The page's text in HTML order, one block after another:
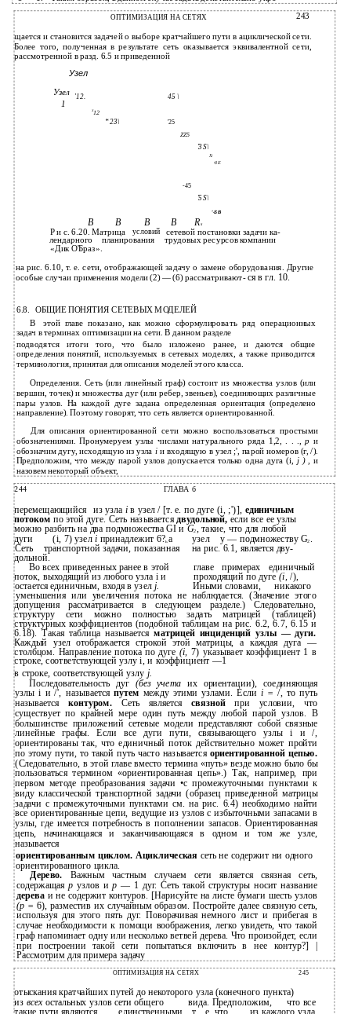
ОПТИМИЗАЦИЯ НА СЕТЯХ
243
щается и становится задачей о выборе кратчайшего пути в ациклической сети.
Более того, полученная в результате сеть оказывается эквивалентной сети,
рассмотренной в разд. 6.5 и приведенной
Узел
Узел
'12. 45 \
1
Х12
*23\
'25
ZZ5
'3S\
X:
•3E
-45
'5S\
'-SB
В В В В Rs
Р и с. 6.20. Матрица условий сетевой постановки задачи ка-
лендарного планирования
трудовых ресурсов компании
«Дик О'Браз».
на рис. 6.10, т. е. сети, отображающей задачу о замене оборудования. Другие
особые случаи применения модели (2) — (6) рассматривают-ся в гл. 10.
6.8.
ОБЩИЕ ПОНЯТИЯ СЕТЕВЫХ МОДЕЛЕЙ
В
этой главе показано, как можно сформулировать ряд операционных
задач в терминах оптимизации на сети. В данном разделе
подводятся итоги того, что было изложено ранее, и даются общие
определения понятий, используемых в сетевых моделях, а также приводится
терминология, принятая для описания моделей этого класса.
Определения. Сеть (или линейный граф) состоит из множества узлов (или
вершин, точек) и множества дуг (или ребер, звеньев), соединяющих различные
пары узлов. На каждой дуге задана определенная ориентация (определено
направление). Поэтому говорят, что сеть является ориентированной.
Для описания ориентированной сети можно воспользоваться простыми
обозначениями. Пронумеруем узлы числами натурального ряда 1,2, . . ., р и
обозначим дугу, исходящую из узла i и входящую в узел ;', парой номеров (г, /).
Предположим, что между парой узлов допускается только одна дуга (i, j ) , и
назовем некоторый объект,
244 ГЛАВА б
перемещающийся из узла iв узел / [т. е. по дуге (i, ;')], единичным
потоком по этой дуге. Сеть называетсядвудольной, если все ее узлы
можно разбить на два подмножества GI и G2,такие, что для любой
дуги
(i, 7) узел i принадлежит 6?ьа узел у — подмножеству G2 .
Сеть
транспортной задачи, показанная
на рис. 6.1, является дву-
дольной.
Во всех приведенных ранее в этой
главе примерах
единичный
поток, выходящий из любого узла i и
проходящий по дуге (i,/),
остается единичным, входя в узел j. Иными словами,
никакого
уменьшения или увеличения потока не наблюдается. (Значение этого
допущения рассматривается в следующем разделе.) Следовательно,
структуру сети можно полностью задать матрицей (таблицей)
структурных коэффициентов (подобной таблицам на рис. 6.2, 6.7, 6.15 и
6.18). Такая таблица называетсяматрицей инциденций узлы — дуги.
Каждый узел отображается строкой этой матрицы, а каждая дуга —
столбцом. Направление потока по дуге (i,7) указывает коэффициент 1 в
строке, соответствующей узлу i, и коэффициент —1
в строке, соответствующей узлу j.
Последовательность дуг (без учета их ориентации), соединяющая
узлы i и /', называетсяпутем между этими узлами. Если i =/, то путь
называетсяконтуром.Сеть являетсясвязнойпри условии, что
существует по крайней мере один путь между любой парой узлов. В
большинстве приложений сетевые модели представляют собой связные
линейные графы. Если все дуги пути, связывающего узлы i и /,
ориентированы так, что единичный поток действительно может пройти
по этому пути, то такой путь часто называется ориентированной цепью.
(Следовательно, в этой главе вместо термина «путь» везде можно было бы
пользоваться термином «ориентированная цепь».) Так, например, при
первом методе преобразования задачи •с промежуточными пунктами к
виду классической транспортной задачи (образец приведенной матрицы
задачи с промежуточными пунктами см. на рис. 6.4) необходимо найти
все ориентированные цепи, ведущие из узлов с избыточными запасами в
узлы, где имеется потребность в пополнении запасов. Ориентированная
цепь, начинающаяся и заканчивающаяся в одном и том же узле,
называется
ориентированным циклом. Ациклическая сеть не содержит ни одного
ориентированного цикла.
Дерево. Важным частным случаем сети является связная сеть,
содержащаяр узлов ир— 1 дуг. Сеть такой структуры носит название
дерева и не содержит контуров. [Нарисуйте на листе бумаги шесть узлов
(р = 6), разместив их случайным образом. Постройте далее связную сеть,
используя для этого пять дуг. Поворачивая немного лист и прибегая в
случае необходимости к помощи воображения, легко увидеть, что такой
граф напоминает одну или несколько ветвей дерева. Что произойдет, если
при построении такой сети попытаться включить в нее контур?] |
Рассмотрим для примера задачу
ОПТИМИЗАЦИЯ НА СЕТЯХ 245
отыскания кратчайших путей до некоторого узла (конечного пункта)
из всех остальных узлов сети общего вида. Предположим,
что все
такие пути являются
единственными, т. е. что из каждого узла